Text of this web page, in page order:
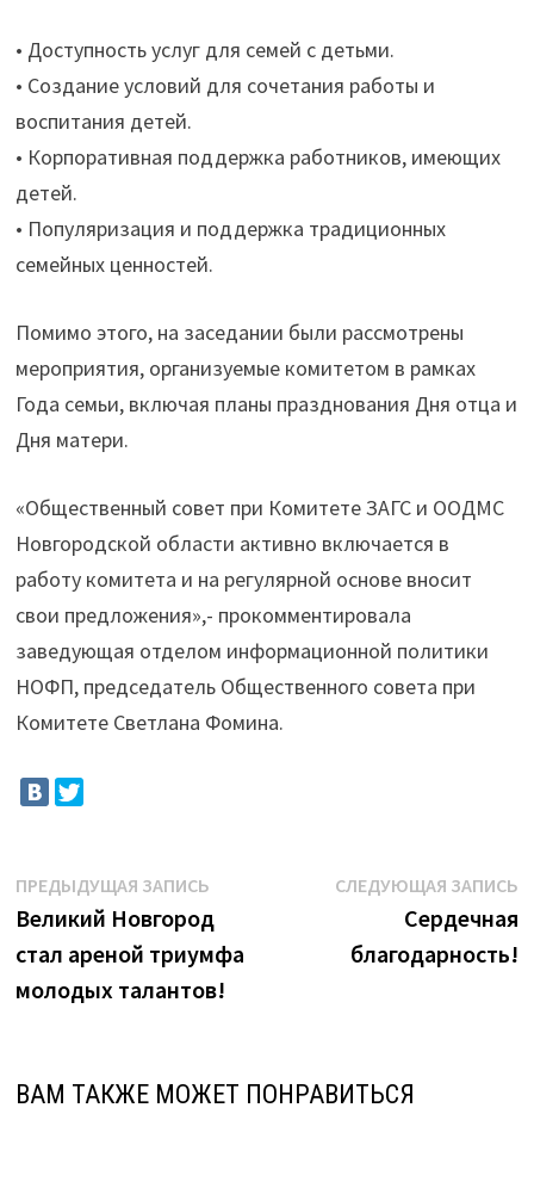
• Доступность услуг для семей с детьми.
• Создание условий для сочетания работы и
воспитания детей.
• Корпоративная поддержка работников, имеющих
детей.
• Популяризация и поддержка традиционных
семейных ценностей.
Помимо этого, на заседании были рассмотрены
мероприятия, организуемые комитетом в рамках
Года семьи, включая планы празднования Дня отца и
Дня матери.
«Общественный совет при Комитете ЗАГС и ООДМС
Новгородской области активно включается в
работу комитета и на регулярной основе вносит
свои предложения»,- прокомментировала
заведующая отделом информационной политики
НОФП, председатель Общественного совета при
Комитете Светлана Фомина.
Навигация
по
записям
ПРЕДЫДУЩАЯ ЗАПИСЬ
запись:
Великий Новгород
стал ареной триумфа
молодых талантов!
СЛЕДУЮЩАЯ ЗАПИСЬ
Сердечная
благодарность!
ВАМ ТАКЖЕ МОЖЕТ ПОНРАВИТЬСЯ